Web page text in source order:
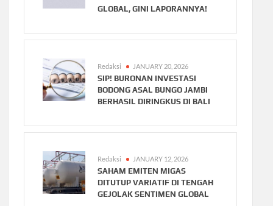
GLOBAL, GINI LAPORANNYA!
Redaksi JANUARY 20, 2026
SIP! BURONAN INVESTASI
BODONG ASAL BUNGO JAMBI
BERHASIL DIRINGKUS DI BALI
Redaksi JANUARY 12, 2026
SAHAM EMITEN MIGAS
DITUTUP VARIATIF DI TENGAH
GEJOLAK SENTIMEN GLOBAL